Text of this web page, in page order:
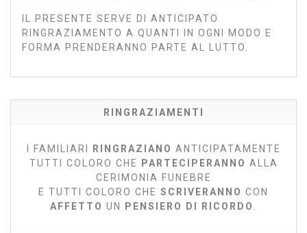
IL PRESENTE SERVE DI ANTICIPATO
RINGRAZIAMENTO A QUANTI IN OGNI MODO E
FORMA PRENDERANNO PARTE AL LUTTO.
RINGRAZIAMENTI
I FAMILIARI RINGRAZIANO ANTICIPATAMENTE
TUTTI COLORO CHE
PARTECIPERANNO ALLA
CERIMONIA FUNEBRE
E TUTTI COLORO CHE SCRIVERANNO CON
AFFETTO UN PENSIERO DI RICORDO